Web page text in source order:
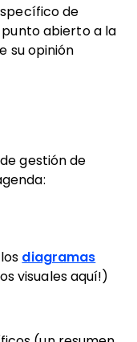
de
abierto a la
su opinión
gestión de
diagramas
visuales aquí!)